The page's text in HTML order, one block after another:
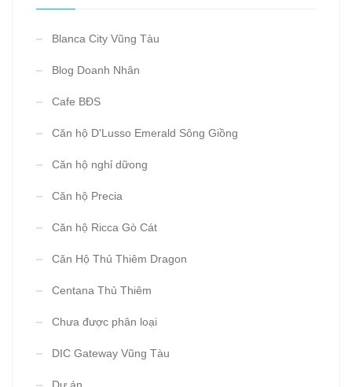
Blanca City Vũng Tàu
Blog Doanh Nhân
Cafe BĐS
Căn hộ D'Lusso Emerald Sông Giồng
Căn hộ nghỉ dữong
Căn hộ Precia
Căn hộ Ricca Gò Cát
Căn Hộ Thủ Thiêm Dragon
Centana Thủ Thiêm
Chưa được phân loại
DIC Gateway Vũng Tàu